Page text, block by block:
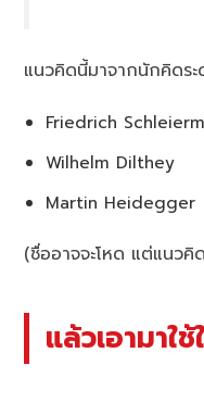
แนวคิดนี้มาจากนักคิดระ
Friedrich
Wilhelm Dilthey
Martin Heidegger
(ชื่ออาจจะโหด แต่แนวคิ
แล้วเอามาใช้